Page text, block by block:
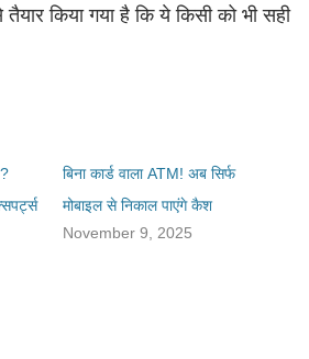
किया गया है कि ये किसी को भी सही
बिना कार्ड वाला ATM! अब सिर्फ
मोबाइल से निकाल पाएंगे कैश
November 9, 2025